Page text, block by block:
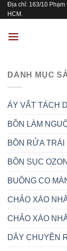
Skip
to
Địa chỉ: 163/10 Phạm
HCM.
DANH MỤC
ÁY VẮT TÁCH
BỒN LÀM
BỒN RỬA
BỒN SỤC
BUỒNG CO
CHẢO XÀO
CHẢO XÀO
DÂY CHUYỀN